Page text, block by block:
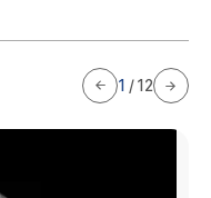
1 /12